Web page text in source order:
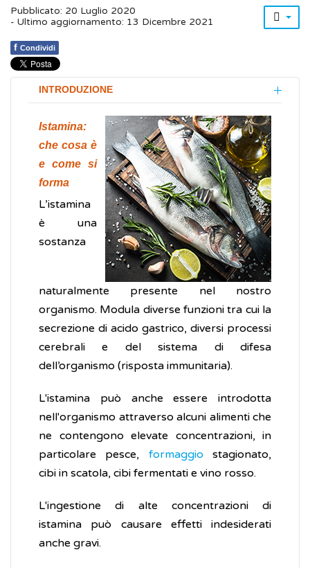
Pubblicato: 20 Luglio 2020
- Ultimo aggiornamento: 13 Dicembre 2021
f Condividi
INTRODUZIONE
Istamina:
che cosa è
e come si
forma
L’istamina
è una
sostanza
naturalmente presente nel nostro
organismo. Modula diverse funzioni tra cui la
secrezione di acido gastrico, diversi processi
cerebrali e del sistema di difesa
dell’organismo (risposta immunitaria).
L'istamina può anche essere introdotta
nell'organismo attraverso alcuni alimenti che
ne contengono elevate concentrazioni, in
particolare pesce, formaggiostagionato,
cibi in scatola, cibi fermentati e vino rosso.
L'ingestione di alte concentrazioni di
istamina può causare effetti indesiderati
anche gravi.